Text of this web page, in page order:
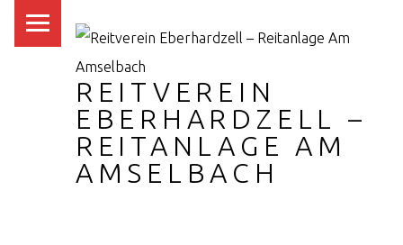
REITVEREIN
EBERHARDZELL –
REITANLAGE AM
AMSELBACH